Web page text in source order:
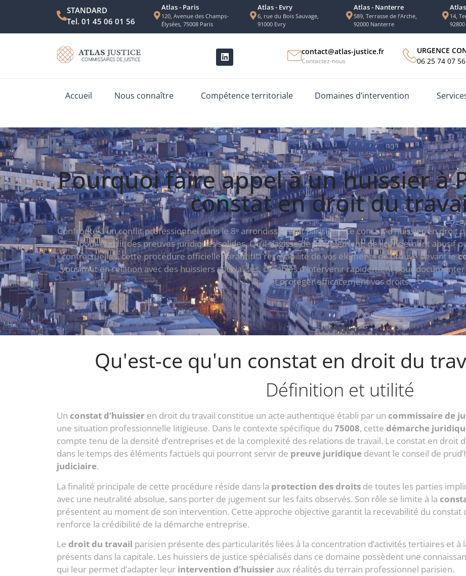
STANDARD
Tel. 01 45 06 01 56
Atlas - Paris
120, Avenue des Champs-
Élysées, 75008 Paris
Atlas - Evry
6, rue du Bois Sauvage,
91000 Evry
Atlas - Nanterre
589, Terrasse de l’Arche,
92000 Nanterre
14,
contact@atlas-justice.fr
Contactez-nous
URGENCE
06 25 74 07 56
Accueil Nous connaître Compétence territoriale Domaines d’intervention
Pourquoi faire appel à un huissier à
constat en droit du
Confronté à un conflit professionnel dans le 8ᵉ arrondissement parisien ? Le constat d’huissier en
pour établir des preuves juridiques solides. Qu’il s’agisse de harcèlement, de licenciement abusif
contractuelles, cette procédure officielle garantit la recevabilité de vos éléments de preuve devant le
vous met en relation avec des huissiers spécialisés, capables d’intervenir rapidement pour
et protéger efficacement vos droits.
Qu'est-ce qu'un constat en droit du
Définition et utilité
Un constat d’huissier en droit du travail constitue un acte authentique établi par un commissaire de
une situation professionnelle litigieuse. Dans le contexte spécifique du 75008, cette démarche
compte tenu de la densité d’entreprises et de la complexité des relations de travail. Le constat en droit
dans le temps des éléments factuels qui pourront servir de preuve juridique devant le conseil de
judiciaire.
La finalité principale de cette procédure réside dans la protection des droits de toutes les parties
avec une neutralité absolue, sans porter de jugement sur les faits observés. Son rôle se limite à la
présentent au moment de son intervention. Cette approche objective garantit la recevabilité du constat
renforce la crédibilité de la démarche entreprise.
Le droit du travail parisien présente des particularités liées à la concentration d’activités tertiaires et à
présents dans la capitale. Les huissiers de justice spécialisés dans ce domaine possèdent une
qui leur permet d’adapter leur intervention d’huissier aux réalités du terrain professionnel parisien.